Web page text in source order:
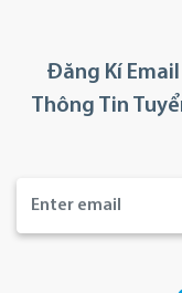
Đăng Kí
Thông Tin